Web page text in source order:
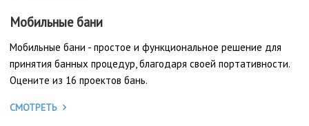
Мобильные бани
Мобильные бани - простое и функциональное решение для
принятия банных процедур, благодаря своей портативности.
Оцените из 16 проектов бань.
СМОТРЕТЬ